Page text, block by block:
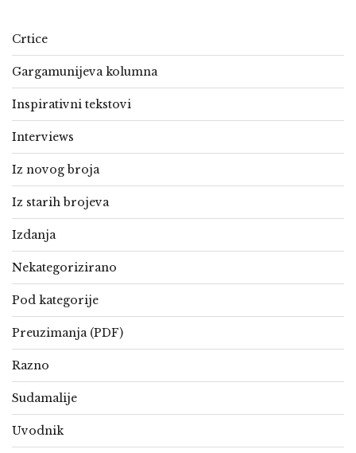
Crtice
Gargamunijeva kolumna
Inspirativni tekstovi
Interviews
Iz novog broja
Iz starih brojeva
Izdanja
Nekategorizirano
Pod kategorije
Preuzimanja (PDF)
Razno
Sudamalije
Uvodnik